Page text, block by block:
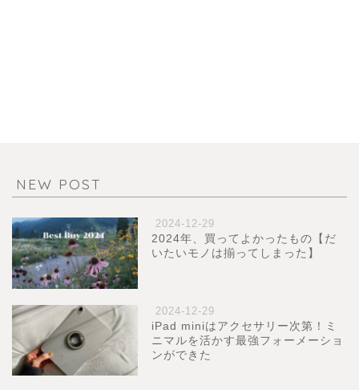
NEW POST
2024-12-29
2024年、買ってよかったもの【だ
いたいモノは揃ってしまった】
2024-12-29
iPad miniはアクセサリー次第！ミ
ニマルを活かす最強フォーメーショ
ンができた